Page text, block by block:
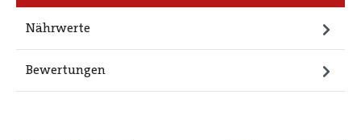
Nährwerte
Bewertungen